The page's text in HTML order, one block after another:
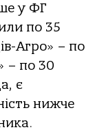
у ФГ
по 35
Агро» – по
– по 30
є
нижче